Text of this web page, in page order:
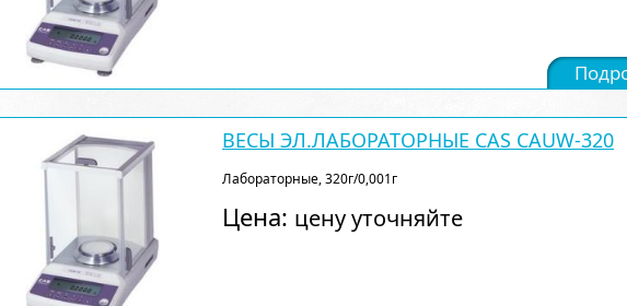
ВЕСЫ ЭЛ.ЛАБОРАТОРНЫЕ CAS CAUW-320
Лабораторные, 320г/0,001г
Цена: цену уточняйте